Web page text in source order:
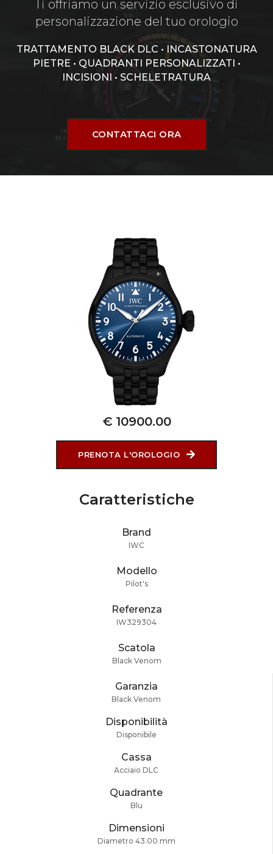
Ti offriamo un servizio esclusivo di
personalizzazione del tuo orologio
TRATTAMENTO BLACK DLC • INCASTONATURA
PIETRE • QUADRANTI PERSONALIZZATI •
INCISIONI • SCHELETRATURA
CONTATTACI ORA
€ 10900.00
PRENOTA L'OROLOGIO
Caratteristiche
Brand
IWC
Modello
Pilot's
Referenza
IW329304
Scatola
Black Venom
Garanzia
Black Venom
Disponibilità
Disponibile
Cassa
Acciaio DLC
Quadrante
Blu
Dimensioni
Diametro 43.00 mm